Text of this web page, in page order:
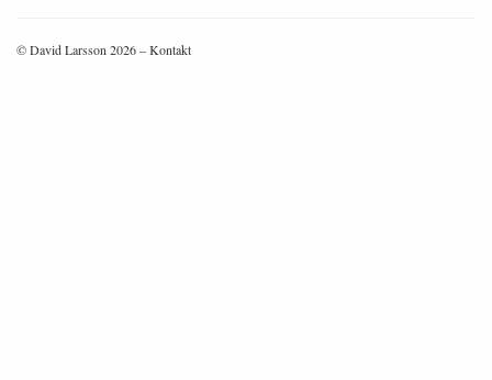
© David Larsson 2026 –Kontakt